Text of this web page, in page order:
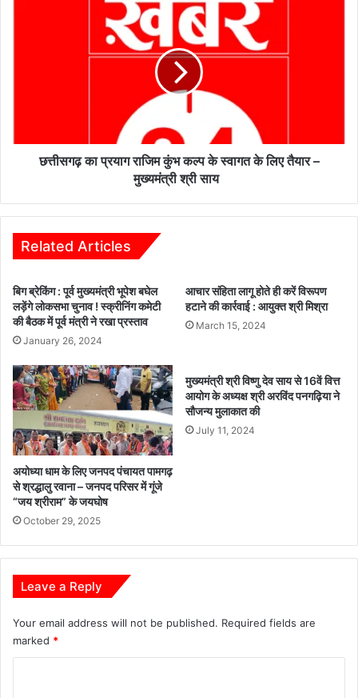
ता
रा
सं
स
मा
ज
की
म
ह
त्व
पू
र्ण
मि
का
मु
ख्य
मं
त्री
श्री
ष्णु
दे
व
ग
ल्प
स्वा
ग
त
के
ए
तै
या
र
–
ख्य
मं
त्री
सा
य
छत्तीसगढ़ का प्रयाग राजिम कुंभ कल्प के स्वागत के लिए तैयार –
मुख्यमंत्री श्री साय
Related Articles
बिग ब्रेकिंग : पूर्व मुख्यमंत्री भूपेश बघेल
लड़ेंगे लोकसभा चुनाव ! स्क्रीनिंग कमेटी
की बैठक में पूर्व मंत्री ने रखा प्रस्ताव
January 26, 2024
आचार संहिता लागू होते ही करें विरूपण
हटाने की कार्रवाई : आयुक्त श्री मिश्रा
March 15, 2024
अयोध्या धाम के लिए जनपद पंचायत पामगढ़
से श्रद्धालु रवाना – जनपद परिसर में गूंजे
“जय श्रीराम” के जयघोष
October 29, 2025
मुख्यमंत्री श्री विष्णु देव साय से 16वें वित्त
आयोग के अध्यक्ष श्री अरविंद पनगढ़िया ने
सौजन्य मुलाकात की
July 11, 2024
Leave a Reply
Your email address will not be published. Required fields are
marked *